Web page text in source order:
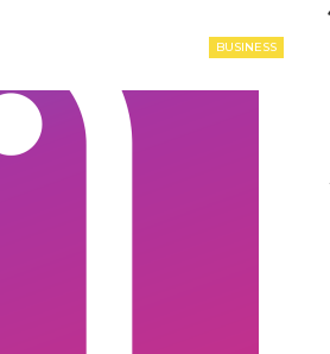
BUSINESS